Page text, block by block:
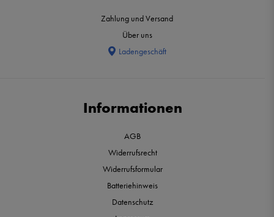
Zahlung und Versand
Über uns
Ladengeschäft
Informationen
AGB
Widerrufsrecht
Widerrufsformular
Batteriehinweis
Datenschutz